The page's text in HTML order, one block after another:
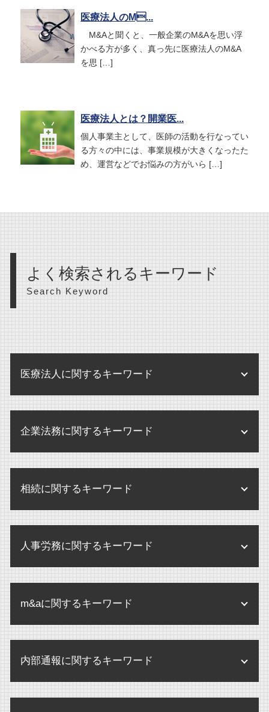
医療法人のM...
M&Aと聞くと、一般企業のM&Aを思い浮
かべる方が多く、真っ先に医療法人のM&A
を思 […]
医療法人とは？開業医...
個人事業主として、医師の活動を行なってい
る方々の中には、事業規模が大きくなったた
め、運営などでお悩みの方がいら […]
よく検索されるキーワード
Search Keyword
医療法人に関するキーワード
医療法人 開業医 違い
医療法人 登記事項
医療法人 合併
個別指導 医療機関
医療法人 監査
医療法人 メリット
医療法人 設立 要件
医療法人 登記
企業法務に関するキーワード
個人情報 内部規定
内部規定 内部規程
企業 訴訟 コーポレートガバナンス
企業間 訴訟
企業法務 あり方
環境 保全 企業
相続に関するキーワード
公正証書遺言 証人
遺産分割協議書 書き方 注意点
相続手続き
相続人 認知症
遺言書 検認
人事労務に関するキーワード
人事労務 弁護士
せクハラ 損害賠償 相場
不当解雇 とは
m&aに関するキーワード
株式交換 メリット デメリット
企業合併 弁護士
内部通報に関するキーワード
内部通報 中小企業